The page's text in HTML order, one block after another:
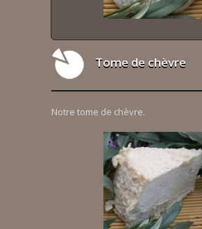
Tome de chèvre
Notre tome de chèvre.